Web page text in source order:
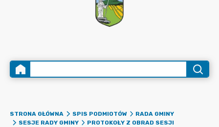
STRONA GŁÓWNA SPIS PODMIOTÓW
RADA GMINY
SESJE RADY GMINY
PROTOKOŁY Z OBRAD SESJI